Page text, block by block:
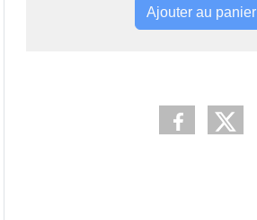
Ajouter au panier